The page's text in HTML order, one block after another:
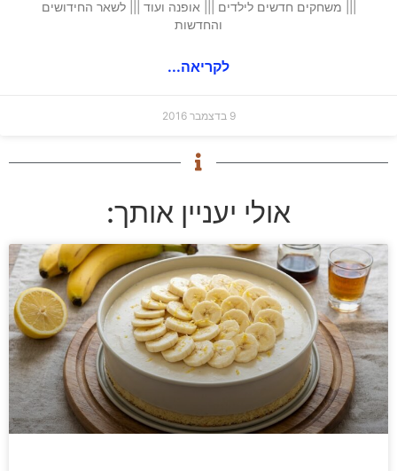
||| משחקים חדשים לילדים ||| אופנה ועוד ||| לשאר החידושים
והחדשות
לקריאה...
9 בדצמבר 2016
אולי יעניין אותך: